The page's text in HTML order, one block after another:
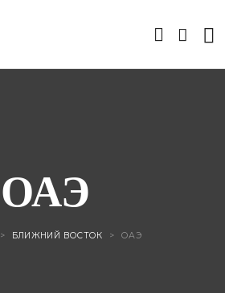
ОАЭ
> БЛИЖНИЙ ВОСТОК > ОАЭ